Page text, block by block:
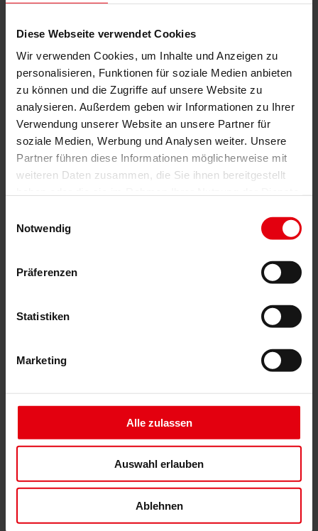
Diese Webseite verwendet Cookies
Wir verwenden Cookies, um Inhalte und Anzeigen zu
personalisieren, Funktionen für soziale Medien anbieten
zu können und die Zugriffe auf unsere Website zu
analysieren. Außerdem geben wir Informationen zu Ihrer
Verwendung unserer Website an unsere Partner für
soziale Medien, Werbung und Analysen weiter. Unsere
Partner führen diese Informationen möglicherweise mit
weiteren Daten zusammen, die Sie ihnen bereitgestellt
Notwendig
Präferenzen
Statistiken
Marketing
Alle zulassen
Auswahl erlauben
Ablehnen
News & Events
Gesamtdienstleister für den Bau: DELTA Wels & Wien
Menü schließen
Deutsch
Dienstleistungen
Architektur
Building Information Modeling (BIM)
Gebäudezertifizierung
Gutachten
IT Services
Karriere